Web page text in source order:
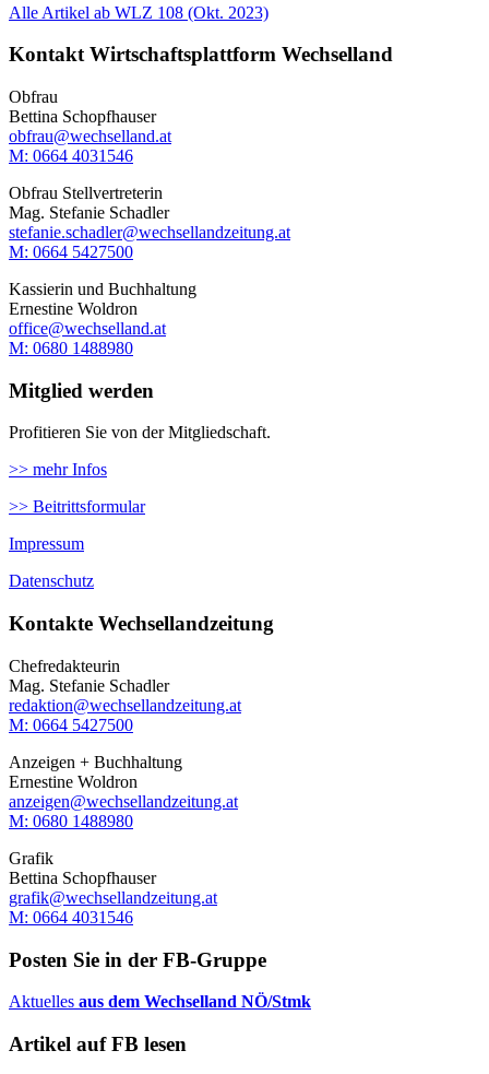
Alle Artikel ab WLZ 108 (Okt. 2023)
Kontakt Wirtschaftsplattform Wechselland
Obfrau
Bettina Schopfhauser
obfrau@wechselland.at
M: 0664 4031546
Obfrau Stellvertreterin
Mag. Stefanie Schadler
stefanie.schadler@wechsellandzeitung.at
M: ‭0664 5427500‬
Kassierin und Buchhaltung
Ernestine Woldron
office@wechselland.at
M: ‭0680 1488980‬
Mitglied werden
Profitieren Sie von der Mitgliedschaft.
>> mehr Infos
>> Beitrittsformular
Impressum
Datenschutz
Kontakte Wechsellandzeitung
Chefredakteurin
Mag. Stefanie Schadler
redaktion@wechsellandzeitung.at
M: 0664 5427500‬
Anzeigen + Buchhaltung
Ernestine Woldron
anzeigen@wechsellandzeitung.at
M: ‭0680 1488980‬
Grafik
Bettina Schopfhauser
grafik@wechsellandzeitung.at
M: 0664 4031546
Posten Sie in der FB-Gruppe
Aktuelles aus dem Wechselland NÖ/Stmk
Artikel auf FB lesen